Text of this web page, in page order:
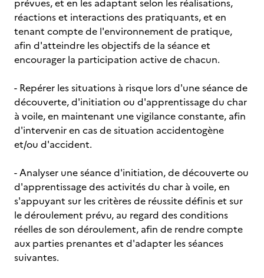
prévues, et en les adaptant selon les réalisations,
réactions et interactions des pratiquants, et en
tenant compte de l'environnement de pratique,
afin d'atteindre les objectifs de la séance et
encourager la participation active de chacun.
- Repérer les situations à risque lors d'une séance de
découverte, d'initiation ou d'apprentissage du char
à voile, en maintenant une vigilance constante, afin
d'intervenir en cas de situation accidentogène
et/ou d'accident.
- Analyser une séance d'initiation, de découverte ou
d'apprentissage des activités du char à voile, en
s'appuyant sur les critères de réussite définis et sur
le déroulement prévu, au regard des conditions
réelles de son déroulement, afin de rendre compte
aux parties prenantes et d'adapter les séances
suivantes.